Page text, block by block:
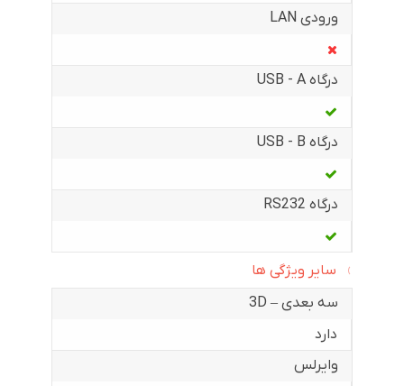
ورودی LAN
درگاه USB - A
درگاه USB - B
درگاه RS232
سایر ویژگی ها
سه بعدی – 3D
دارد
وایرلس